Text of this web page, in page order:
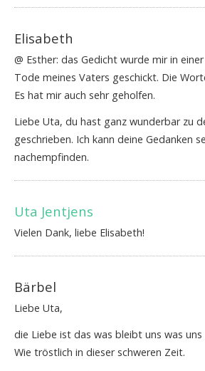
Elisabeth
@ Esther: das Gedicht wurde mir in
Tode meines Vaters geschickt. Die
Es hat mir auch sehr geholfen.
Liebe Uta, du hast ganz wunderbar zu
geschrieben. Ich kann deine Gedanken
nachempfinden.
Uta Jentjens
Vielen Dank, liebe Elisabeth!
Bärbel
Liebe Uta,
die Liebe ist das was bleibt uns was uns
Wie tröstlich in dieser schweren Zeit.